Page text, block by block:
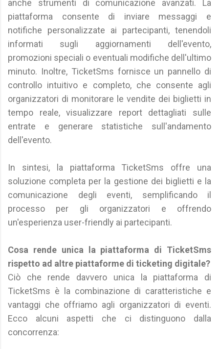
anche strumenti di comunicazione avanzati. La
piattaforma consente di inviare messaggi e
notifiche personalizzate ai partecipanti, tenendoli
informati sugli aggiornamenti dell'evento,
promozioni speciali o eventuali modifiche dell'ultimo
minuto. Inoltre, TicketSms fornisce un pannello di
controllo intuitivo e completo, che consente agli
organizzatori di monitorare le vendite dei biglietti in
tempo reale, visualizzare report dettagliati sulle
entrate e generare statistiche sull'andamento
dell'evento.
In sintesi, la piattaforma TicketSms offre una
soluzione completa per la gestione dei biglietti e la
comunicazione degli eventi, semplificando il
processo per gli organizzatori e offrendo
un'esperienza user-friendly ai partecipanti.
Cosa rende unica la piattaforma di TicketSms
rispetto ad altre piattaforme di ticketing digitale?
Ciò che rende davvero unica la piattaforma di
TicketSms è la combinazione di caratteristiche e
vantaggi che offriamo agli organizzatori di eventi.
Ecco alcuni aspetti che ci distinguono dalla
concorrenza: